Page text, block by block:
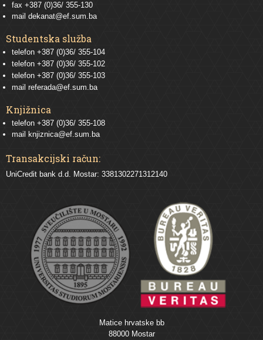
fax +387 (0)36/ 355-130
mail dekanat@ef.sum.ba
Studentska služba
telefon +387 (0)36/ 355-104
telefon +387 (0)36/ 355-102
telefon +387 (0)36/ 355-103
mail referada@ef.sum.ba
Knjižnica
telefon +387 (0)36/ 355-108
mail
knjiznica@ef.sum.ba
Transakcijski račun:
UniCredit bank d.d. Mostar: 3381302271312140
Matice hrvatske bb
88000 Mostar